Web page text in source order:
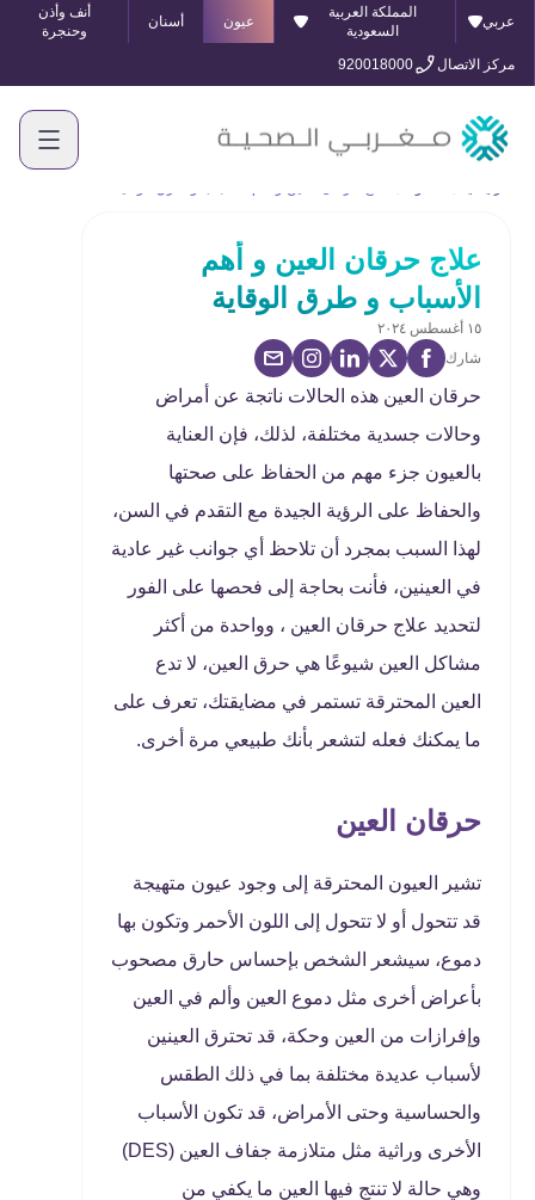
عربي
المملكة العربية
السعودية
عيون أسنان
أنف وأذن
وحنجرة
مركز الاتصال
920018000
علاج حرقان العين و أهم
الأسباب و طرق الوقاية
١٥ أغسطس ٢٠٢٤
شارك
حرقان العين هذه الحالات ناتجة عن أمراض
وحالات جسدية مختلفة، لذلك، فإن العناية
بالعيون جزء مهم من الحفاظ على صحتها
والحفاظ على الرؤية الجيدة مع التقدم في السن،
لهذا السبب بمجرد أن تلاحظ أي جوانب غير عادية
في العينين، فأنت بحاجة إلى فحصها على الفور
لتحديد علاج حرقان العين ، وواحدة من أكثر
مشاكل العين شيوعًا هي حرق العين، لا تدع
العين المحترقة تستمر في مضايقتك، تعرف على
ما يمكنك فعله لتشعر بأنك طبيعي مرة أخرى.
حرقان العين
تشير العيون المحترقة إلى وجود عيون متهيجة
قد تتحول أو لا تتحول إلى اللون الأحمر وتكون بها
دموع، سيشعر الشخص بإحساس حارق مصحوب
بأعراض أخرى مثل دموع العين وألم في العين
وإفرازات من العين وحكة، قد تحترق العينين
لأسباب عديدة مختلفة بما في ذلك الطقس
والحساسية وحتى الأمراض، قد تكون الأسباب
الأخرى وراثية مثل متلازمة جفاف العين (DES)
وهي حالة لا تنتج فيها العين ما يكفي من